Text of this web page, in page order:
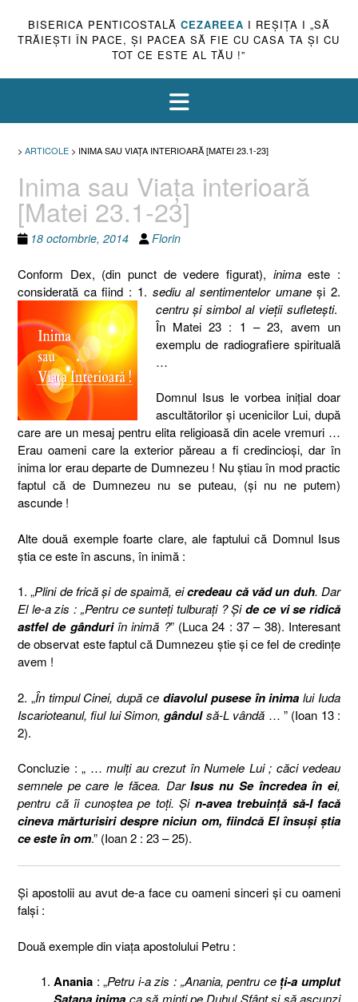
BISERICA PENTICOSTALĂ CEZAREEA I REŞIŢA I „SĂ
TRĂIEŞTI ÎN PACE, ŞI PACEA SĂ FIE CU CASA TA ŞI CU
TOT CE ESTE AL TĂU !”
> ARTICOLE > INIMA SAU VIAŢA INTERIOARĂ [MATEI 23.1-23]
Inima sau Viaţa interioară
[Matei 23.1-23]
18 octombrie, 2014 Florin
Conform Dex, (din punct de vedere figurat), inimaeste :
considerată ca fiind : 1. sediu al sentimentelor umaneşi 2.
centru şi simbol al vieţii sufleteşti.
În Matei 23 : 1 – 23, avem un
exemplu de radiografiere spirituală
…
Domnul Isus le vorbea iniţial doar
ascultătorilor şi ucenicilor Lui, după
care are un mesaj pentru elita religioasă din acele vremuri …
Erau oameni care la exterior păreau a fi credincioşi, dar în
inima lor erau departe de Dumnezeu ! Nu ştiau în mod practic
faptul că de Dumnezeu nu se puteau, (şi nu ne putem)
ascunde !
Alte două exemple foarte clare, ale faptului că Domnul Isus
ştia ce este în ascuns, în inimă :
1. „Plini de frică şi de spaimă, eicredeau că văd un duh. Dar
El le-a zis : „Pentru ce sunteţi tulburaţi ? Şide ce vi se ridică
astfel de gânduriîn inimă ?” (Luca 24 : 37 – 38). Interesant
de observat este faptul că Dumnezeu ştie şi ce fel de credinţe
avem !
2. „În timpul Cinei, după ce diavolul pusese în inima lui Iuda
Iscarioteanul, fiul lui Simon,gândulsă-L vândă … ” (Ioan 13 :
2).
Concluzie : „ … mulţi au crezut în Numele Lui ; căci vedeau
semnele pe care le făcea. DarIsus nu Se încredea în ei,
pentru că îi cunoştea pe toţi. Şi n-avea trebuinţă să-I facă
cineva mărturisiri despre niciun om, fiindcă El însuşi ştia
ce este în om.” (Ioan 2 : 23 – 25).
Şi apostolii au avut de-a face cu oameni sinceri şi cu oameni
falşi :
Două exemple din viaţa apostolului Petru :
Anania : „Petru i-a zis : „Anania, pentru ce ţi-a umplut
ca să minţi pe Duhul Sfânt şi să ascunzi